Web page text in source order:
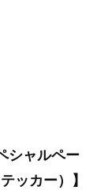
シャルペー
ッカー）】